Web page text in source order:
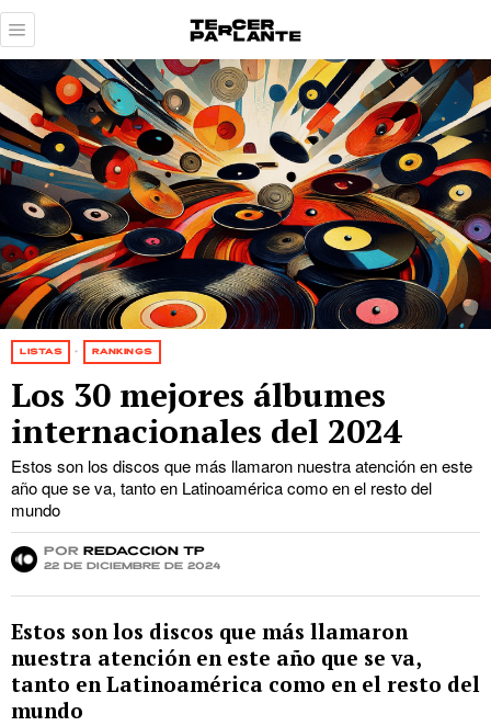
LISTAS · RANKINGS
Los 30 mejores álbumes
internacionales del 2024
Estos son los discos que más llamaron nuestra atención en este
año que se va, tanto en Latinoamérica como en el resto del
mundo
por Redacción TP
22 de diciembre de 2024
Estos son los discos que más llamaron
nuestra atención en este año que se va,
tanto en Latinoamérica como en el resto del
mundo